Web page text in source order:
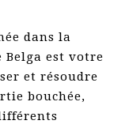
dans la
Belga est votre
et résoudre
bouchée,